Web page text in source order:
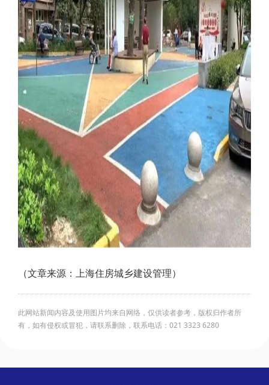
（文章来源：上海住房城乡建设管理）
此网站新闻内容及使用图片均来自网络，仅供读者参考，版权归作者所
有，如有侵权或冒犯，请联系删除，联系电话：021 3323 6280